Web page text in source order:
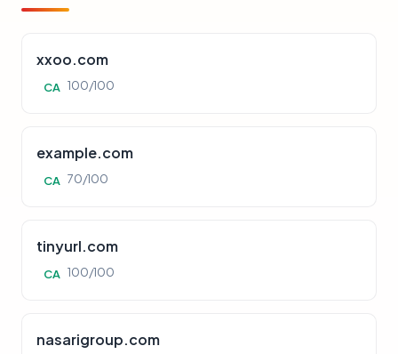
xxoo.com
CA 100/100
example.com
CA 70/100
tinyurl.com
CA 100/100
nasarigroup.com